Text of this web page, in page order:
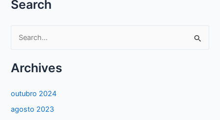
Search
qArchives
outubro 2024
agosto 2023